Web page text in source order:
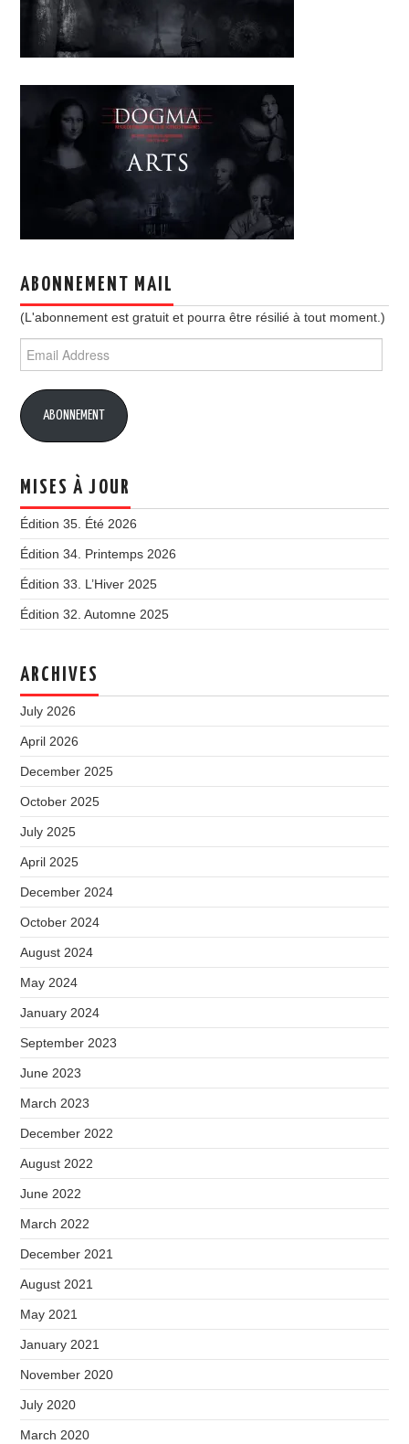
ABONNEMENT MAIL
(L'abonnement est gratuit et pourra être résilié à tout moment.)
Address
ABONNEMENT
MISES À JOUR
Édition 35. Été 2026
Édition 34. Printemps 2026
Édition 33. L’Hiver 2025
Édition 32. Automne 2025
ARCHIVES
July 2026
April 2026
December 2025
October 2025
July 2025
April 2025
December 2024
October 2024
August 2024
May 2024
January 2024
September 2023
June 2023
March 2023
December 2022
August 2022
June 2022
March 2022
December 2021
August 2021
May 2021
January 2021
November 2020
July 2020
March 2020